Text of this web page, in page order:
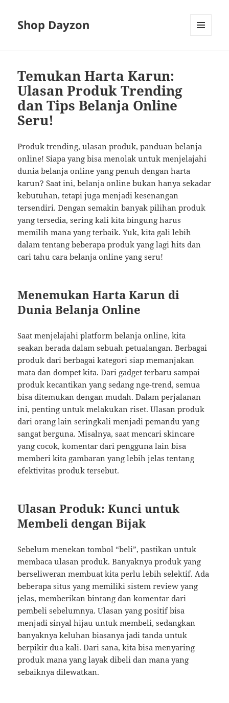
Shop Dayzon
Temukan Harta Karun:
Ulasan Produk Trending
dan Tips Belanja Online
Seru!
Produk trending, ulasan produk, panduan belanja
online! Siapa yang bisa menolak untuk menjelajahi
dunia belanja online yang penuh dengan harta
karun? Saat ini, belanja online bukan hanya sekadar
kebutuhan, tetapi juga menjadi kesenangan
tersendiri. Dengan semakin banyak pilihan produk
yang tersedia, sering kali kita bingung harus
memilih mana yang terbaik. Yuk, kita gali lebih
dalam tentang beberapa produk yang lagi hits dan
cari tahu cara belanja online yang seru!
Menemukan Harta Karun di
Dunia Belanja Online
Saat menjelajahi platform belanja online, kita
seakan berada dalam sebuah petualangan. Berbagai
produk dari berbagai kategori siap memanjakan
mata dan dompet kita. Dari gadget terbaru sampai
produk kecantikan yang sedang nge-trend, semua
bisa ditemukan dengan mudah. Dalam perjalanan
ini, penting untuk melakukan riset. Ulasan produk
dari orang lain seringkali menjadi pemandu yang
sangat berguna. Misalnya, saat mencari skincare
yang cocok, komentar dari pengguna lain bisa
memberi kita gambaran yang lebih jelas tentang
efektivitas produk tersebut.
Ulasan Produk: Kunci untuk
Membeli dengan Bijak
Sebelum menekan tombol “beli”, pastikan untuk
membaca ulasan produk. Banyaknya produk yang
berseliweran membuat kita perlu lebih selektif. Ada
beberapa situs yang memiliki sistem review yang
jelas, memberikan bintang dan komentar dari
pembeli sebelumnya. Ulasan yang positif bisa
menjadi sinyal hijau untuk membeli, sedangkan
banyaknya keluhan biasanya jadi tanda untuk
berpikir dua kali. Dari sana, kita bisa menyaring
produk mana yang layak dibeli dan mana yang
sebaiknya dilewatkan.